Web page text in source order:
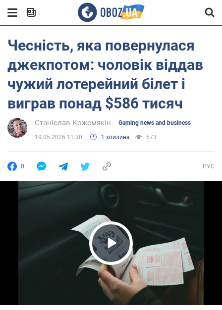
Чесність, яка повернулася
джекпотом: чоловік віддав
чужий лотерейний білет і
виграв понад $586 тисяч
Станіслав Кожемякін Gaming news and business
19.05.2026 11:30 1 хвилина 573
0 РУС
Play Video